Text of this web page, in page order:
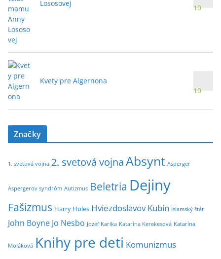
Lososovej
10
Kvety pre Algernona
10
Značky
1. svetová vojna 2. svetová vojnaAbsynt Asperger
Aspergerov syndróm Autizmus Beletria Dejiny
Fašizmus Harry Holes Hviezdoslavov Kubín Islamský štát
John Boyne Jo Nesbo Jozef Karika Katarína Kerekesová Katarína
Moláková Knihy pre deti Komunizmus